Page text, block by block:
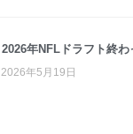
2026年NFLドラフト終
2026年5月19日